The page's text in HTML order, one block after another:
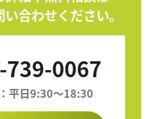
合わせください。
739-0067
平日9:30〜18:30